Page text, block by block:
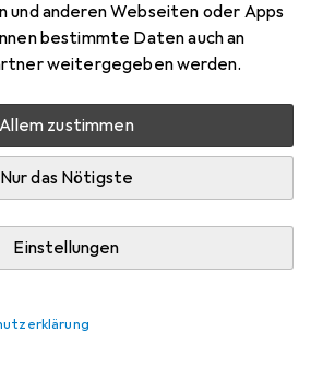
und anderen Webseiten oder Apps
bestimmte Daten auch an
weitergegeben werden.
Allem zustimmen
Nur das Nötigste
Einstellungen
und Do, 13.8. geliefert
beim Drittanbieter